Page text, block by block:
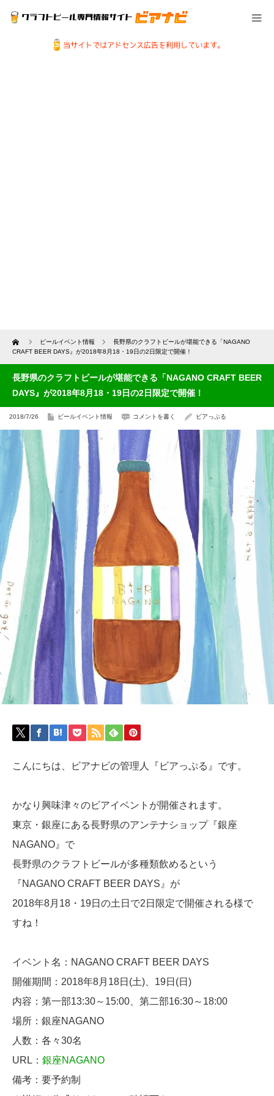
Home ビールイベント情報
長野県のクラフトビールが堪能できる「NAGANO
CRAFT BEER DAYS』が2018年8月18・19日の2日限定で開催！
長野県のクラフトビールが堪能できる「NAGANO CRAFT BEER
DAYS』が2018年8月18・19日の2日限定で開催！
2018/7/26 ビールイベント情報 コメントを書く ビアっぷる
こんにちは、ビアナビの管理人『ビアっぷる』です。
かなり興味津々のビアイベントが開催されます。
東京・銀座にある長野県のアンテナショップ『銀座
NAGANO』で
長野県のクラフトビールが多種類飲めるという
『NAGANO CRAFT BEER DAYS』が
2018年8月18・19日の土日で2日限定で開催される様で
すね！
イベント名：NAGANO CRAFT BEER DAYS
開催期間：2018年8月18日(土)、19日(日)
内容：第一部13:30～15:00、第二部16:30～18:00
場所：銀座NAGANO
人数：各々30名
URL： 銀座NAGANO
備考：要予約制